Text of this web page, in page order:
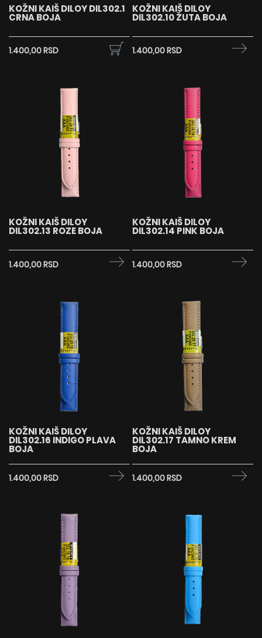
KOŽNI KAIŠ DILOY DIL302.1
CRNA BOJA
1.400,00 RSD
KOŽNI KAIŠ DILOY
DIL302.10 ŽUTA BOJA
1.400,00 RSD
KOŽNI KAIŠ DILOY
DIL302.13 ROZE BOJA
1.400,00 RSD
KOŽNI KAIŠ DILOY
DIL302.14 PINK BOJA
1.400,00 RSD
KOŽNI KAIŠ DILOY
DIL302.16 INDIGO PLAVA
BOJA
1.400,00 RSD
KOŽNI KAIŠ DILOY
DIL302.17 TAMNO KREM
BOJA
1.400,00 RSD